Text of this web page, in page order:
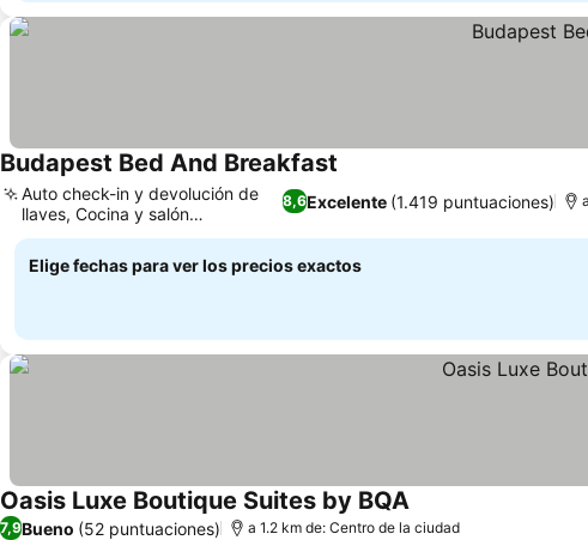
Budapest Bed And Breakfast
8,6Excelente (1.419 puntuaciones)
Auto check-in y devolución de
llaves, Cocina y salón
compartidos
Elige fechas para ver los precios exactos
Oasis Luxe Boutique Suites by BQAVer precios
7,9Bueno (52 puntuaciones) a 1.2 km de: Centro de la ciudad